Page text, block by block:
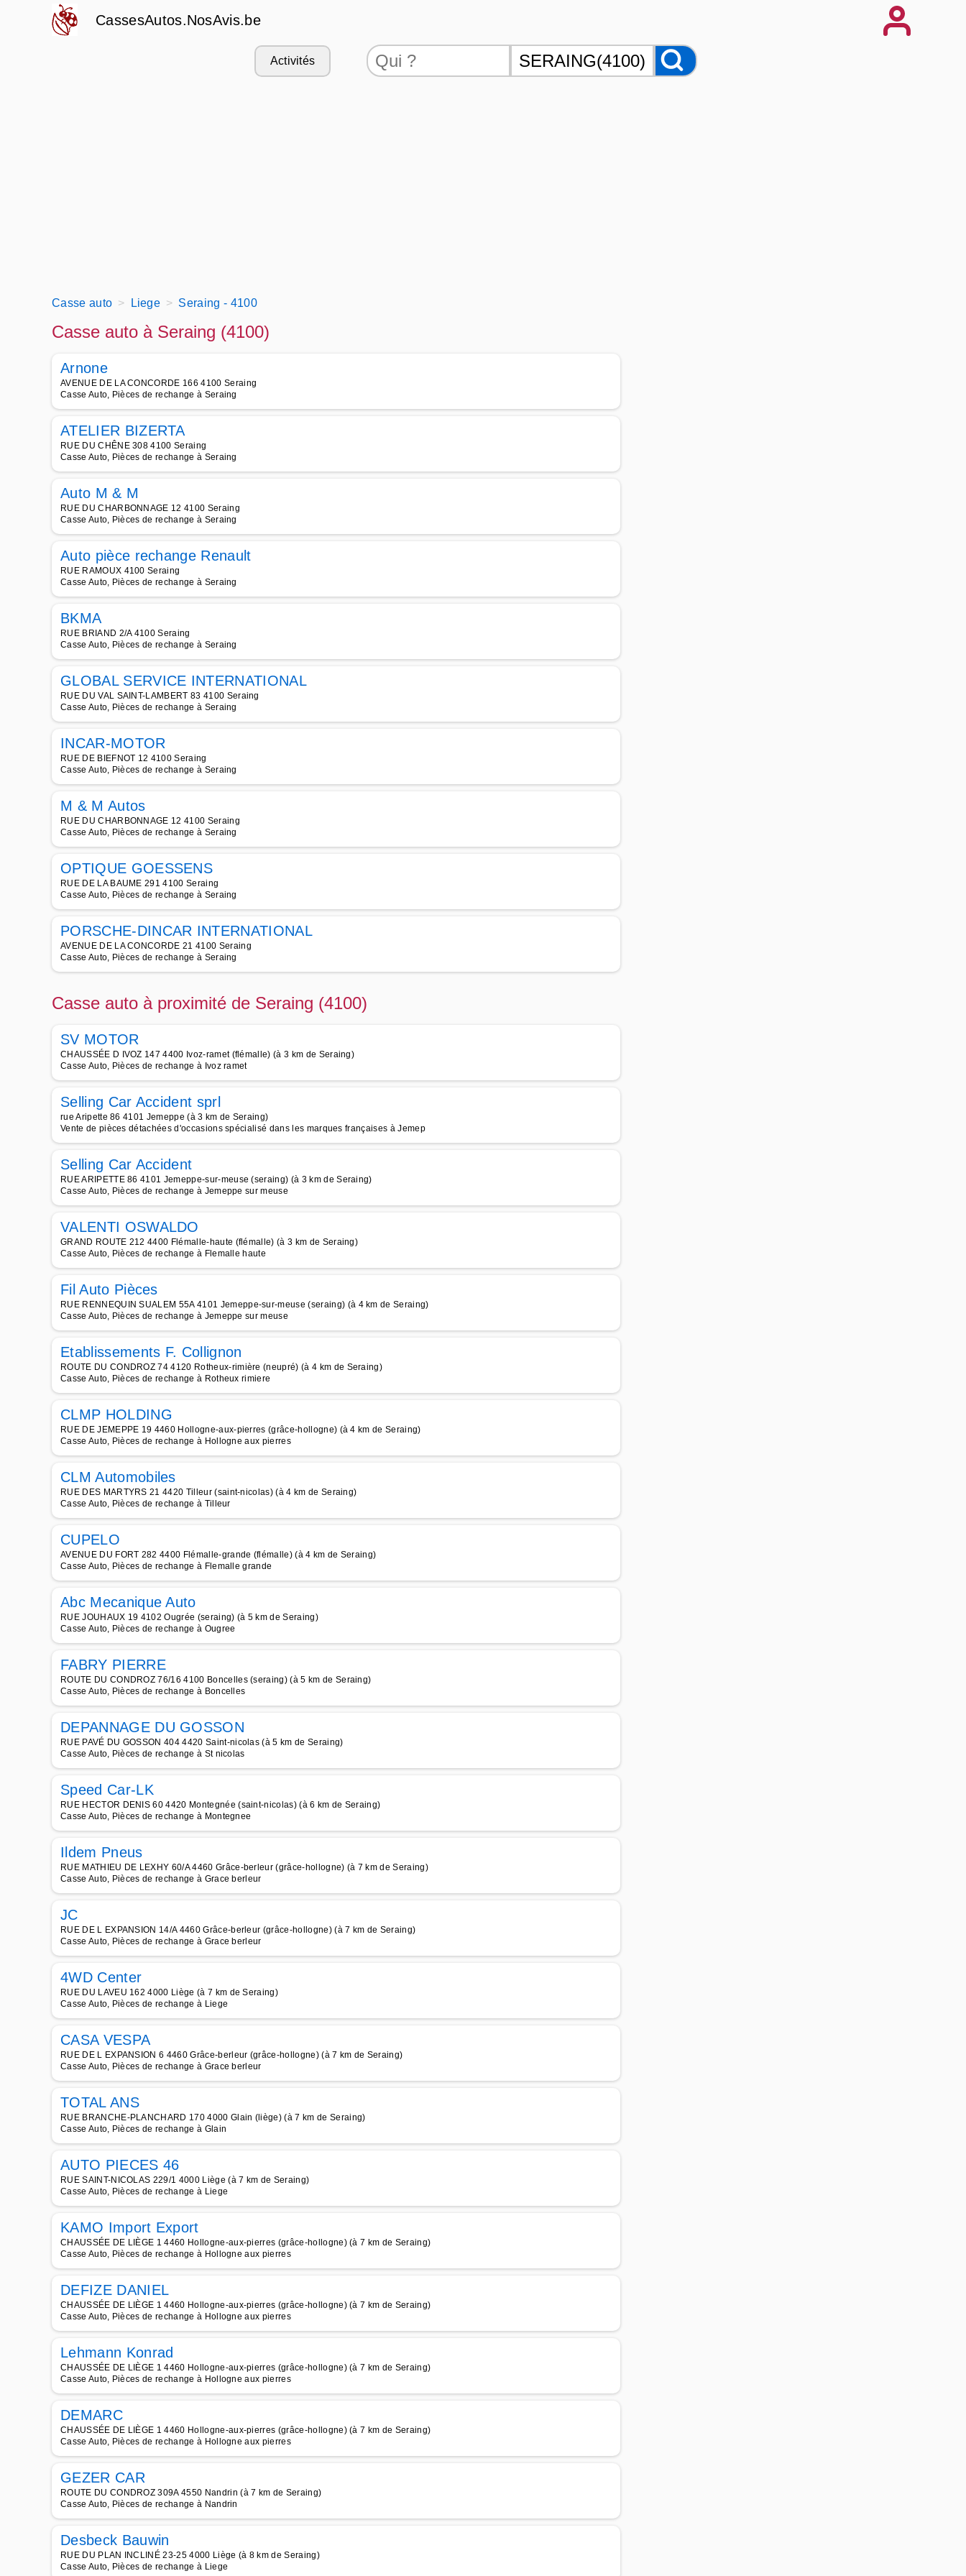
CassesAutos.NosAvis.be
Activités
Casse auto Liege Seraing - 4100
Casse auto à Seraing (4100)
Arnone
AVENUE DE LA CONCORDE 166 4100 Seraing
Casse Auto, Pièces de rechange à Seraing
ATELIER BIZERTA
RUE DU CHÊNE 308 4100 Seraing
Casse Auto, Pièces de rechange à Seraing
Auto M & M
RUE DU CHARBONNAGE 12 4100 Seraing
Casse Auto, Pièces de rechange à Seraing
Auto pièce rechange Renault
RUE RAMOUX 4100 Seraing
Casse Auto, Pièces de rechange à Seraing
BKMA
RUE BRIAND 2/A 4100 Seraing
Casse Auto, Pièces de rechange à Seraing
GLOBAL SERVICE INTERNATIONAL
RUE DU VAL SAINT-LAMBERT 83 4100 Seraing
Casse Auto, Pièces de rechange à Seraing
INCAR-MOTOR
RUE DE BIEFNOT 12 4100 Seraing
Casse Auto, Pièces de rechange à Seraing
M & M Autos
RUE DU CHARBONNAGE 12 4100 Seraing
Casse Auto, Pièces de rechange à Seraing
OPTIQUE GOESSENS
RUE DE LA BAUME 291 4100 Seraing
Casse Auto, Pièces de rechange à Seraing
PORSCHE-DINCAR INTERNATIONAL
AVENUE DE LA CONCORDE 21 4100 Seraing
Casse Auto, Pièces de rechange à Seraing
Casse auto à proximité de Seraing (4100)
SV MOTOR
CHAUSSÉE D IVOZ 147 4400 Ivoz-ramet (flémalle) (à 3 km de Seraing)
Casse Auto, Pièces de rechange à Ivoz ramet
Selling Car Accident sprl
rue Aripette 86 4101 Jemeppe (à 3 km de Seraing)
Vente de pièces détachées d'occasions spécialisé dans les marques françaises à Jemep
Selling Car Accident
RUE ARIPETTE 86 4101 Jemeppe-sur-meuse (seraing) (à 3 km de Seraing)
Casse Auto, Pièces de rechange à Jemeppe sur meuse
VALENTI OSWALDO
GRAND ROUTE 212 4400 Flémalle-haute (flémalle) (à 3 km de Seraing)
Casse Auto, Pièces de rechange à Flemalle haute
Fil Auto Pièces
RUE RENNEQUIN SUALEM 55A 4101 Jemeppe-sur-meuse (seraing) (à 4 km de Seraing)
Casse Auto, Pièces de rechange à Jemeppe sur meuse
Etablissements F. Collignon
ROUTE DU CONDROZ 74 4120 Rotheux-rimière (neupré) (à 4 km de Seraing)
Casse Auto, Pièces de rechange à Rotheux rimiere
CLMP HOLDING
RUE DE JEMEPPE 19 4460 Hollogne-aux-pierres (grâce-hollogne) (à 4 km de Seraing)
Casse Auto, Pièces de rechange à Hollogne aux pierres
CLM Automobiles
RUE DES MARTYRS 21 4420 Tilleur (saint-nicolas) (à 4 km de Seraing)
Casse Auto, Pièces de rechange à Tilleur
CUPELO
AVENUE DU FORT 282 4400 Flémalle-grande (flémalle) (à 4 km de Seraing)
Casse Auto, Pièces de rechange à Flemalle grande
Abc Mecanique Auto
RUE JOUHAUX 19 4102 Ougrée (seraing) (à 5 km de Seraing)
Casse Auto, Pièces de rechange à Ougree
FABRY PIERRE
ROUTE DU CONDROZ 76/16 4100 Boncelles (seraing) (à 5 km de Seraing)
Casse Auto, Pièces de rechange à Boncelles
DEPANNAGE DU GOSSON
RUE PAVÉ DU GOSSON 404 4420 Saint-nicolas (à 5 km de Seraing)
Casse Auto, Pièces de rechange à St nicolas
Speed Car-LK
RUE HECTOR DENIS 60 4420 Montegnée (saint-nicolas) (à 6 km de Seraing)
Casse Auto, Pièces de rechange à Montegnee
Ildem Pneus
RUE MATHIEU DE LEXHY 60/A 4460 Grâce-berleur (grâce-hollogne) (à 7 km de Seraing)
Casse Auto, Pièces de rechange à Grace berleur
JC
RUE DE L EXPANSION 14/A 4460 Grâce-berleur (grâce-hollogne) (à 7 km de Seraing)
Casse Auto, Pièces de rechange à Grace berleur
4WD Center
RUE DU LAVEU 162 4000 Liège (à 7 km de Seraing)
Casse Auto, Pièces de rechange à Liege
CASA VESPA
RUE DE L EXPANSION 6 4460 Grâce-berleur (grâce-hollogne) (à 7 km de Seraing)
Casse Auto, Pièces de rechange à Grace berleur
TOTAL ANS
RUE BRANCHE-PLANCHARD 170 4000 Glain (liège) (à 7 km de Seraing)
Casse Auto, Pièces de rechange à Glain
AUTO PIECES 46
RUE SAINT-NICOLAS 229/1 4000 Liège (à 7 km de Seraing)
Casse Auto, Pièces de rechange à Liege
KAMO Import Export
CHAUSSÉE DE LIÈGE 1 4460 Hollogne-aux-pierres (grâce-hollogne) (à 7 km de Seraing)
Casse Auto, Pièces de rechange à Hollogne aux pierres
DEFIZE DANIEL
CHAUSSÉE DE LIÈGE 1 4460 Hollogne-aux-pierres (grâce-hollogne) (à 7 km de Seraing)
Casse Auto, Pièces de rechange à Hollogne aux pierres
Lehmann Konrad
CHAUSSÉE DE LIÈGE 1 4460 Hollogne-aux-pierres (grâce-hollogne) (à 7 km de Seraing)
Casse Auto, Pièces de rechange à Hollogne aux pierres
DEMARC
CHAUSSÉE DE LIÈGE 1 4460 Hollogne-aux-pierres (grâce-hollogne) (à 7 km de Seraing)
Casse Auto, Pièces de rechange à Hollogne aux pierres
GEZER CAR
ROUTE DU CONDROZ 309A 4550 Nandrin (à 7 km de Seraing)
Casse Auto, Pièces de rechange à Nandrin
Desbeck Bauwin
RUE DU PLAN INCLINÉ 23-25 4000 Liège (à 8 km de Seraing)
Casse Auto, Pièces de rechange à Liege